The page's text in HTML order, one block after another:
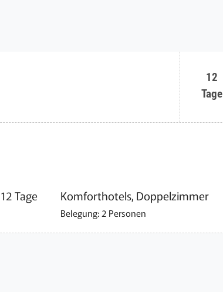
12
Tage
12 Tage Komforthotels, Doppelzimmer
Belegung: 2 Personen